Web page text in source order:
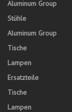
Aluminum Group
Stühle
Aluminum Group
Tische
Lampen
Ersatzteile
Tische
Lampen